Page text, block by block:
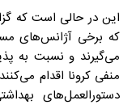
این در حالی است که
که برخی آژانس‌های
می‌گیرند و نسبت به
منفی کرونا اقدام
دستورالعمل‌های